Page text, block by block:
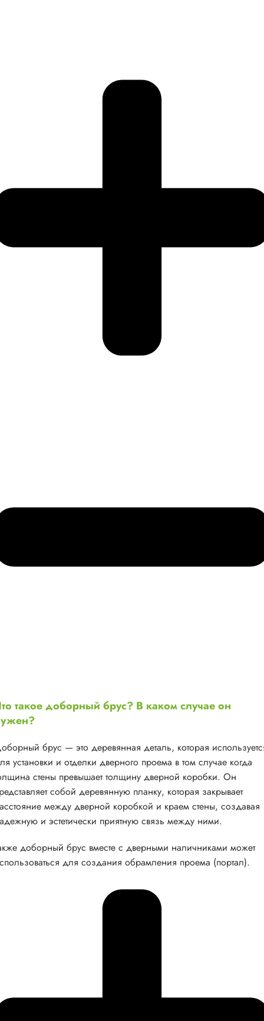
такое доборный брус? В каком случае он
брус — это деревянная деталь, которая
установки и отделки дверного проема в том случае когда
стены превышает толщину дверной коробки. Он
собой деревянную планку, которая закрывает
между дверной коробкой и краем стены, создавая
и эстетически приятную связь между ними.
доборный брус вместе с дверными наличниками может
для создания обрамления проема (портал).